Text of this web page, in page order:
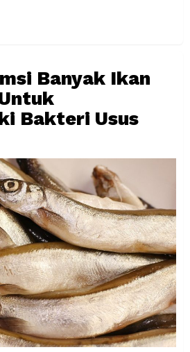
Banyak Ikan
Bakteri Usus